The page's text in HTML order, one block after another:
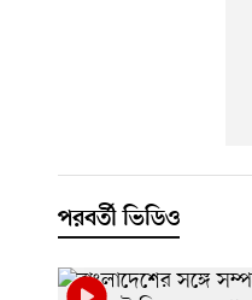
পরবর্তী ভিডিও